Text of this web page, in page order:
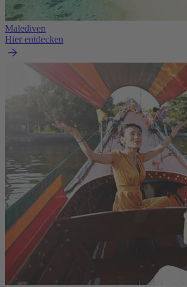
Malediven
Hier entdecken